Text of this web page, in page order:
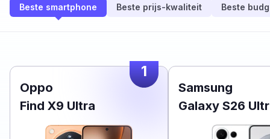
Beste smartphone Beste prijs-kwaliteit Beste
1
Oppo
Find X9 Ultra
Samsung
Galaxy S26